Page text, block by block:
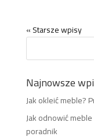
« Starsze wpisy
Najnowsze
Jak okleić meble?
Jak odnowić
poradnik